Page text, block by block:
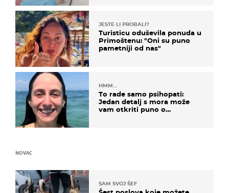
JESTE LI PROBALI?
Turisticu oduševila ponuda u
Primoštenu: "Oni su puno
pametniji od nas"
HMM…
To rade samo psihopati:
Jedan detalj s mora može
vam otkriti puno o
NOVAC
SAM SVOJ ŠEF